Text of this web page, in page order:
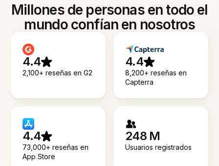
Millones de personas en todo el
mundo confían en nosotros
4.4
2,100+ reseñas en G2
4.4
8,200+ reseñas en
Capterra
4.4
73,000+ reseñas en
App Store
248 M
Usuarios registrados